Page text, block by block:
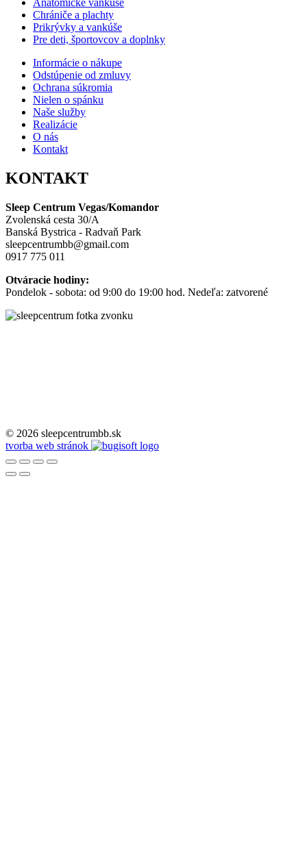
Anatomické vankúše
Chrániče a plachty
Prikrývky a vankúše
Pre deti, športovcov a doplnky
Informácie o nákupe
Odstúpenie od zmluvy
Ochrana súkromia
Nielen o spánku
Naše služby
Realizácie
O nás
Kontakt
KONTAKT
Sleep Centrum Vegas/Komandor
Zvolenská cesta 30/A
Banská Bystrica - Radvaň Park
sleepcentrumbb@gmail.com
0917 775 011
Otváracie hodiny:
Pondelok - sobota: od 9:00 do 19:00 hod. Nedeľa: zatvorené
© 2026 sleepcentrumbb.sk
tvorba web stránok